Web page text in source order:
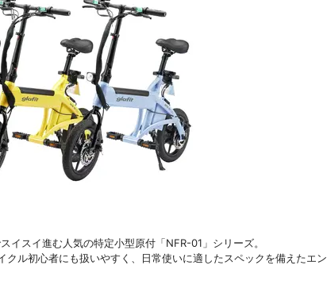
イスイ進む人気の特定小型原付「NFR-01」シリーズ。
ル初心者にも扱いやすく、日常使いに適したスペックを備えたエン